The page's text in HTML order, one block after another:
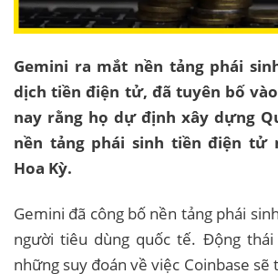
Gemini ra mắt nền tảng phái
dịch tiền điện tử, đã tuyên bố
nay rằng họ dự định xây dựng
nền tảng phái sinh tiền điện tử
Hoa Kỳ.
Gemini đã công bố nền tảng phái
người tiêu dùng quốc tế. Động
những suy đoán về việc Coinbase